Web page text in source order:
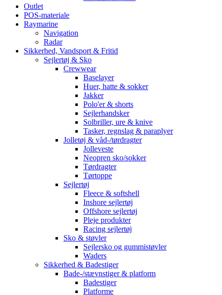
Outlet
POS-materiale
Raymarine
Navigation
Radar
Sikkerhed, Vandsport & Fritid
Sejlertøj & Sko
Crewwear
Baselayer
Huer, hatte & sokker
Jakker
Polo'er & shorts
Sejlerhandsker
Solbriller, ure & knive
Tasker, regnslag & paraplyer
Jolletøj & våd-/tørdragter
Jolleveste
Neopren sko/sokker
Tørdragter
Tørtoppe
Sejlertøj
Fleece & softshell
Inshore sejlertøj
Offshore sejlertøj
Pleje produkter
Racing sejlertøj
Sko & støvler
Sejlersko og gummistøvler
Waders
Sikkerhed & Badestiger
Bade-/stævnstiger & platform
Badestiger
Platforme